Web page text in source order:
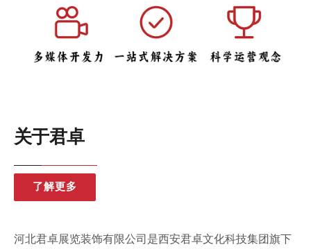
关于君卓
了解更多
河北君卓展览装饰有限公司是西安君卓文化科技集团旗下